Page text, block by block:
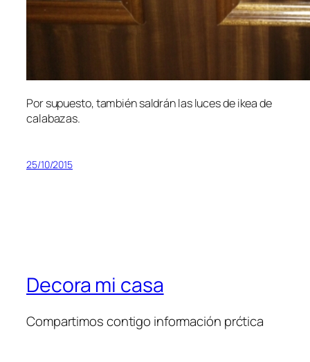
Por supuesto, también saldrán las luces de ikea de
calabazas.
25/10/2015
Decora mi casa
Compartimos contigo información prćtica